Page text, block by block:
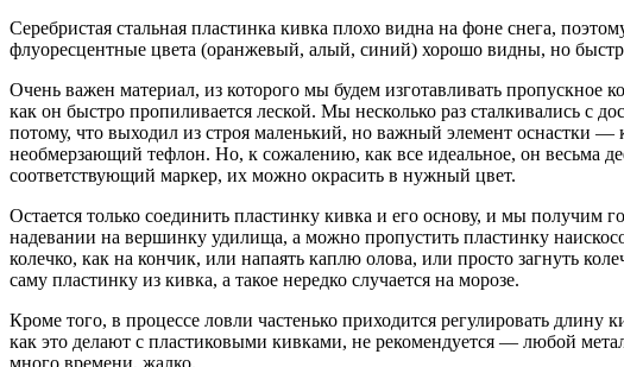
Серебристая стальная пластинка кивка плохо видна на фоне снега,
флуоресцентные цвета (оранжевый, алый, синий) хорошо видны, но
Очень важен материал, из которого мы будем изготавливать
как он быстро пропиливается леской. Мы несколько раз сталкивались с
потому, что выходил из строя маленький, но важный элемент оснастки
необмерзающий тефлон. Но, к сожалению, как все идеальное, он весьма
соответствующий маркер, их можно окрасить в нужный цвет.
Остается только соединить пластинку кивка и его основу, и мы получим
надевании на вершинку удилища, а можно пропустить пластинку
колечко, как на кончик, или напаять каплю олова, или просто загнуть
саму пластинку из кивка, а такое нередко случается на морозе.
Кроме того, в процессе ловли частенько приходится регулировать
как это делают с пластиковыми кивками, не рекомендуется — любой